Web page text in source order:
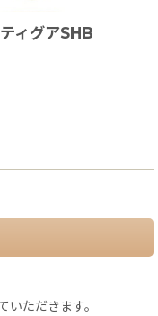
ィグアSHB
いただきます。